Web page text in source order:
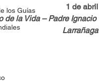
los Guías
1 de abril
de la Vida – Padre Ignacio
Larrañaga